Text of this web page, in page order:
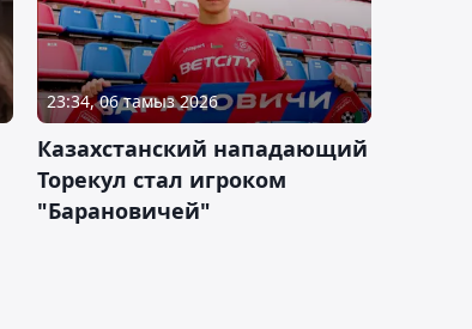
23:34, 06 тамыз 2026
Казахстанский нападающий
Торекул стал игроком
"Барановичей"